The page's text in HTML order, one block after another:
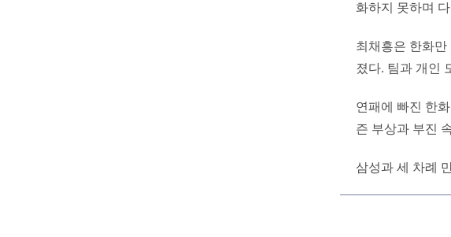
화하지 못하며
최채흥은 한화만
졌다. 팀과 개인
연패에 빠진 한
즌 부상과 부진
삼성과 세 차례